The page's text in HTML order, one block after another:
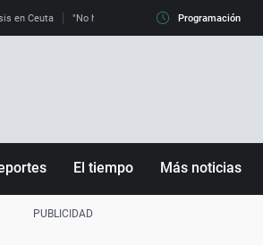
en Ceuta "No hay mafias, que no nos engañen":
Programación
El tiempo Más noticias